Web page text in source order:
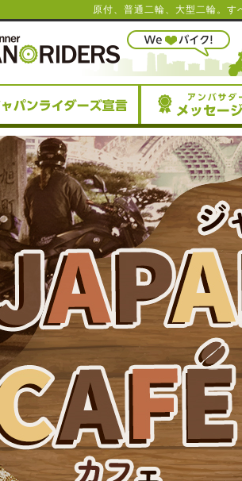
原付、普通二輪、大型二輪。